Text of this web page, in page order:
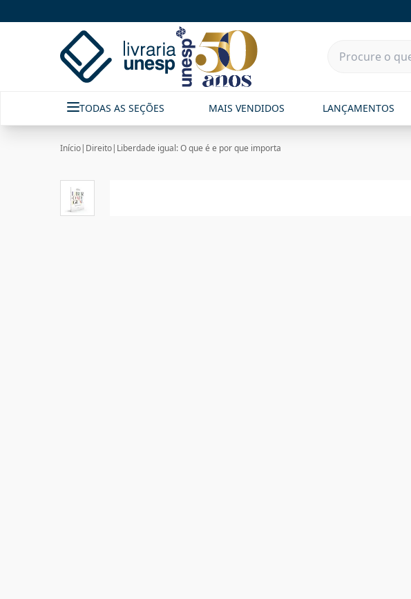
TODAS AS SEÇÕES MAIS VENDIDOS LANÇAMENTOS
Início| Direito| Liberdade igual: O que é e por que importa